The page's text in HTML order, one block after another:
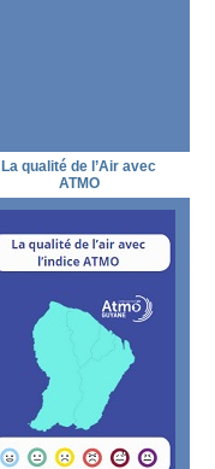
La qualité de l’Air avec
ATMO